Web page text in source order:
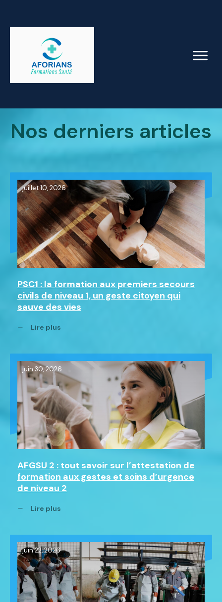
Nos derniers articles
juillet 10, 2026
PSC1 : la formation aux premiers secours
civils de niveau 1, un geste citoyen qui
sauve des vies
Lire plus
juin 30, 2026
AFGSU 2 : tout savoir sur l’attestation de
formation aux gestes et soins d’urgence
de niveau 2
Lire plus
juin 22, 2026